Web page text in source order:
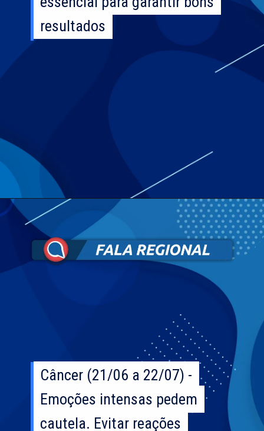
resultados
resultados
Câncer (21/06 a 22/07) -
Emoções intensas pedem
cautela. Evitar reações
Câncer (21/06 a 22/07) -
Emoções intensas pedem
cautela. Evitar reações